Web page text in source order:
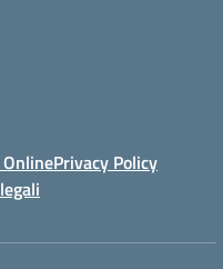
Privacy Policy